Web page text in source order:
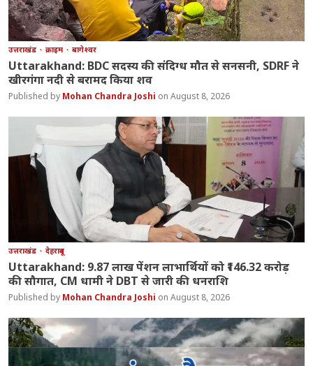
उत्तराखंड क्राइम बागेश्वर
Uttarakhand: BDC सदस्य की संदिग्ध मौत से सनसनी, SDRF ने
खीरगंगा नदी से बरामद किया शव
Mohan Chandra Joshi August 8, 2026
उत्तराखंड देहरादून
Uttarakhand: 9.87 लाख पेंशन लाभार्थियों को ₹146.32 करोड़
की सौगात, CM धामी ने DBT से जारी की धनराशि
Mohan Chandra Joshi August 8, 2026